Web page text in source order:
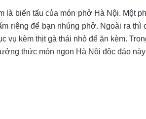
là biến tấu của món phở Hà Nội. Một
riêng để bạn nhúng phở. Ngoài ra
vụ kèm thịt gà thái nhỏ để ăn kèm.
thức món ngon Hà Nội độc đáo